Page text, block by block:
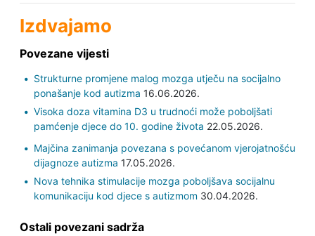
Izdvajamo
Povezane vijesti
Strukturne promjene malog mozga utječu na socijalno
ponašanje kod autizma 16.06.2026.
Visoka doza vitamina D3 u trudnoći može poboljšati
pamćenje djece do 10. godine života 22.05.2026.
Majčina zanimanja povezana s povećanom vjerojatnošću
dijagnoze autizma 17.05.2026.
Nova tehnika stimulacije mozga poboljšava socijalnu
komunikaciju kod djece s autizmom 30.04.2026.
Ostali povezani sadrža